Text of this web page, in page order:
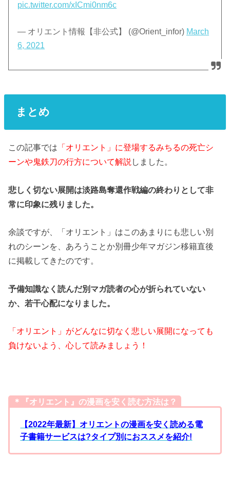
pic.twitter.com/xICmi0nm6c
— オリエント情報【非公式】 (@Orient_infor) March
6, 2021
まとめ
この記事では 「オリエント」に登場するみちるの死亡シ
ーンや鬼鉄刀の行方について解説 しました。
悲しく切ない展開は淡路島奪還作戦編の終わりとして非
常に印象に残りました。
余談ですが、「オリエント」はこのあまりにも悲しい別
れのシーンを、あろうことか別冊少年マガジン移籍直後
に掲載してきたのです。
予備知識なく読んだ別マガ読者の心が折られていない
か、若干心配になりました。
「オリエント」がどんなに切なく悲しい展開になっても
負けないよう、心して読みましょう！
＊『オリエント』の漫画を安く読む方法は？
【2022年最新】オリエントの漫画を安く読める電
子書籍サービスは?タイプ別におススメを紹介!